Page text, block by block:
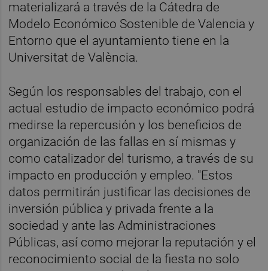
materializará a través de la Cátedra de
Modelo Económico Sostenible de Valencia y
Entorno que el ayuntamiento tiene en la
Universitat de València.
Según los responsables del trabajo, con el
actual estudio de impacto económico podrá
medirse la repercusión y los beneficios de
organización de las fallas en sí mismas y
como catalizador del turismo, a través de su
impacto en producción y empleo. "Estos
datos permitirán justificar las decisiones de
inversión pública y privada frente a la
sociedad y ante las Administraciones
Públicas, así como mejorar la reputación y el
reconocimiento social de la fiesta no solo